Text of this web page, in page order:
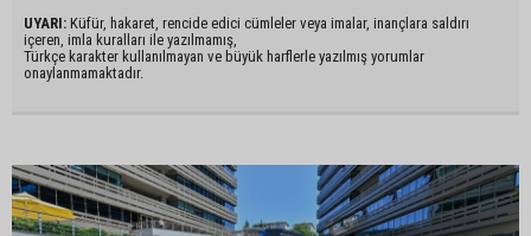
UYARI: Küfür, hakaret, rencide edici cümleler veya imalar, inançlara saldırı
içeren, imla kuralları ile yazılmamış,
Türkçe karakter kullanılmayan ve büyük harflerle yazılmış yorumlar
onaylanmamaktadır.